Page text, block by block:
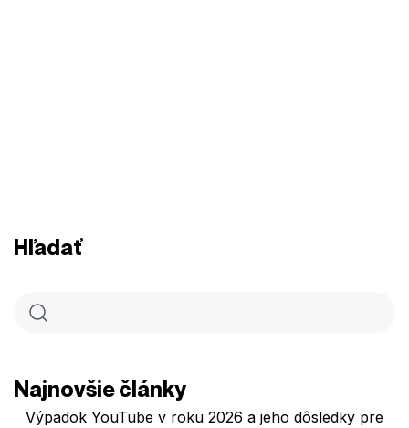
Hľadať
Najnovšie články
Výpadok YouTube v roku 2026 a jeho dôsledky pre